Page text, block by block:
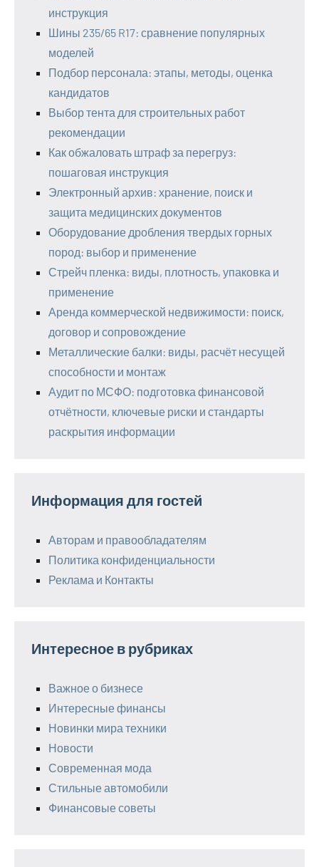
инструкция
Шины 235/65 R17: сравнение популярных
моделей
Подбор персонала: этапы, методы, оценка
кандидатов
Выбор тента для строительных работ
рекомендации
Как обжаловать штраф за перегруз:
пошаговая инструкция
Электронный архив: хранение, поиск и
защита медицинских документов
Оборудование дробления твердых горных
пород: выбор и применение
Стрейч пленка: виды, плотность, упаковка и
применение
Аренда коммерческой недвижимости: поиск,
договор и сопровождение
Металлические балки: виды, расчёт несущей
способности и монтаж
Аудит по МСФО: подготовка финансовой
отчётности, ключевые риски и стандарты
раскрытия информации
Информация для гостей
Авторам и правообладателям
Политика конфиденциальности
Реклама и Контакты
Интересное в рубриках
Важное о бизнесе
Интересные финансы
Новинки мира техники
Новости
Современная мода
Стильные автомобили
Финансовые советы